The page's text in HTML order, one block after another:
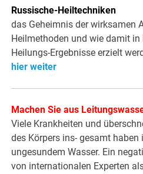
Russische-Heiltechniken
das Geheimnis der wirksamen
Heilmethoden und wie damit
Heilungs-Ergebnisse erzielt
hier weiter
Machen Sie aus
Viele Krankheiten und
des Körpers ins- gesamt haben
ungesundem Wasser. Ein
von internationalen Experten